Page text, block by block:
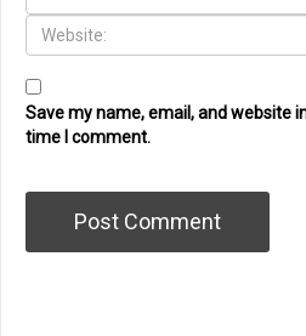
Save my name, email, and website
time I comment.